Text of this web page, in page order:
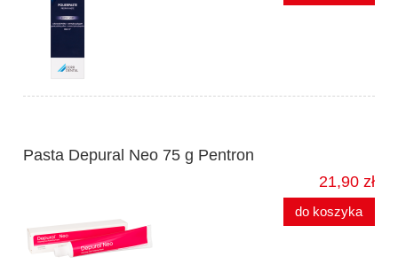
Pasta Depural Neo 75 g Pentron
21,90 zł
do koszyka